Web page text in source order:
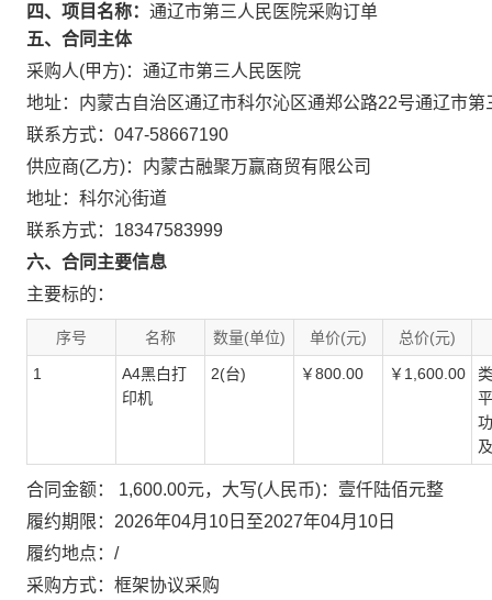
四、项目名称： 通辽市第三人民医院采购订单
五、合同主体
采购人(甲方)：通辽市第三人民医院
地址：内蒙古自治区通辽市科尔沁区通郑公路22号通辽市第
联系方式：047-58667190
供应商(乙方)：内蒙古融聚万赢商贸有限公司
地址：科尔沁街道
联系方式：18347583999
六、合同主要信息
主要标的：
序号 名称 数量(单位) 单价(元) 总价(元)
1
A4黑白打
印机
2(台) ￥800.00 ￥1,600.00
合同金额： 1,600.00元，大写(人民币)：壹仟陆佰元整
履约期限：2026年04月10日至2027年04月10日
履约地点：/
采购方式：框架协议采购